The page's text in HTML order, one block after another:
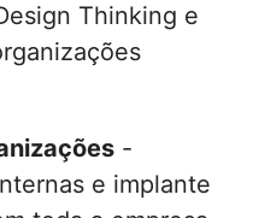
Thinking e
-
e implante